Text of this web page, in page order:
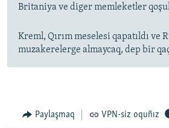
Britaniya ve diger memleketler
Kreml, Qırım meselesi qapatıldı ve
muzakerelerge almaycaq, dep bir
Paylaşmaq VPN-siz oquñız